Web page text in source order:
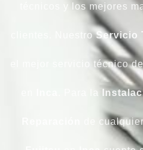
técnicos y los mejores
clientes. NuestroServicio
el mejor servicio técnico
. Para la
de